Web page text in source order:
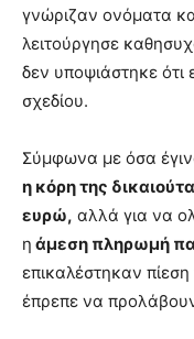
γνώριζαν ονόματα
λειτούργησε
δεν υποψιάστηκε
σχεδίου.
Σύμφωνα με όσα
η κόρη της
ευρώ, αλλά για να
η άμεση πληρωμή
επικαλέστηκαν
έπρεπε να